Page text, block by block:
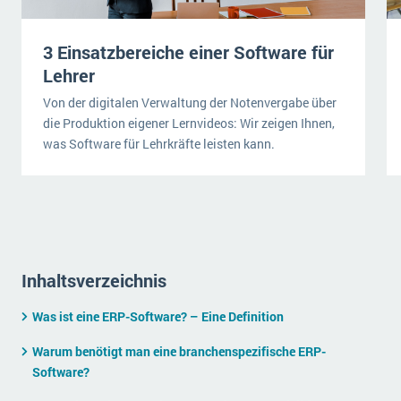
Logistik
Immobilien
Services
Textil und Mode
Vermietung
wichtigsten Punkte, die es zu beachten gilt
Service Level Agreements (SLA) und ERP: Was muss man wissen?
ERP-Software für Abfallentsorger
Digitale Arbeitsaufträge in Ihrem ERP- oder FSM-System: clever und effizient
SAP übernimmt Reltio für eine bessere
Datenintegration
3 Einsatzbereiche einer Software für
Lehrer
Von der digitalen Verwaltung der Notenvergabe über
die Produktion eigener Lernvideos: Wir zeigen Ihnen,
was Software für Lehrkräfte leisten kann.
Inhaltsverzeichnis
Was ist eine ERP-Software? – Eine Definition
Warum benötigt man eine branchenspezifische ERP-
Software?